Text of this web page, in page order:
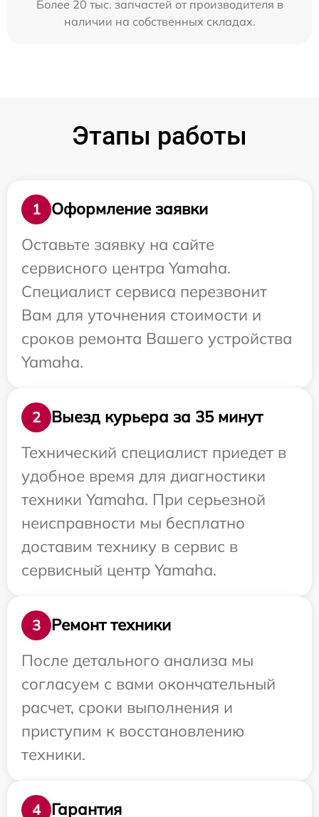
Более 20 тыс. запчастей от производителя в
наличии на собственных складах.
Этапы работы
1
Оформление заявки
Оставьте заявку на сайте
сервисного центра Yamaha.
Специалист сервиса перезвонит
Вам для уточнения стоимости и
сроков ремонта Вашего устройства
Yamaha.
2
Выезд курьера за 35 минут
Технический специалист приедет в
удобное время для диагностики
техники Yamaha. При серьезной
неисправности мы бесплатно
доставим технику в сервис в
сервисный центр Yamaha.
3
Ремонт техники
После детального анализа мы
согласуем с вами окончательный
расчет, сроки выполнения и
приступим к восстановлению
техники.
4 Гарантия